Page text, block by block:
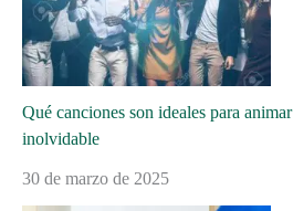
Qué canciones son ideales para
inolvidable
30 de marzo de 2025